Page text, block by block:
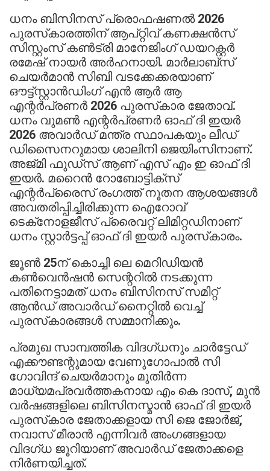
ധനം ബിസിനസ് പ്രൊഫഷണല്‍ 2026
പുരസ്‌കാരത്തിന് ആപ്റ്റിവ് കണക്ഷന്‍സ്
സിസ്റ്റംസ് കണ്‍ട്രി മാനേജിംഗ് ഡയറക്റ്റര്‍
രമേഷ് നായര്‍ അര്‍ഹനായി. മാര്‍ലാബ്‌സ്
ചെയര്‍മാന്‍ സിബി വടക്കേക്കരയാണ്
ഔട്ട്സ്റ്റാന്‍ഡിംഗ് എന്‍ ആര്‍ ആ
എന്റര്‍പ്രണര്‍ 2026 പുരസ്‌കാര ജേതാവ്.
ധനം വുമണ്‍ എന്റര്‍പ്രണര്‍ ഓഫ് ദി ഇയര്‍
2026 അവാര്‍ഡ് മന്ത്ര സ്ഥാപകയും ലീഡ്
ഡിസൈനറുമായ ശാലിനി ജെയിംസിനാണ്.
അജ്മി ഫുഡ്‌സ് ആണ് എസ് എം ഇ ഓഫ് ദി
ഇയര്‍. മറൈന്‍ റോബോട്ടിക്‌സ്
എന്റര്‍പ്രൈസ് രംഗത്ത് നൂതന ആശയങ്ങള്‍
അവതരിപ്പിച്ചിരിക്കുന്ന ഐറോവ്
ടെക്‌നോളജീസ് പ്രൈവറ്റ് ലിമിറ്റഡിനാണ്
ധനം സ്റ്റാര്‍ട്ടപ്പ് ഓഫ് ദി ഇയര്‍ പുരസ്‌കാരം.
ജൂണ്‍ 25ന് കൊച്ചി ലെ മെറിഡിയന്‍
കണ്‍വെന്‍ഷന്‍ സെന്ററില്‍ നടക്കുന്ന
പതിനെട്ടാമത് ധനം ബിസിനസ് സമിറ്റ്
ആന്‍ഡ് അവാര്‍ഡ് നൈറ്റില്‍ വെച്ച്
പുരസ്‌കാരങ്ങള്‍ സമ്മാനിക്കും.
പ്രമുഖ സാമ്പത്തിക വിദഗ്ധനും ചാര്‍ട്ടേഡ്
എക്കൗണ്ടന്റുമായ വേണുഗോപാല്‍ സി
ഗോവിന്ദ് ചെയര്‍മാനും മുതിര്‍ന്ന
മാധ്യമപ്രവര്‍ത്തകനായ എം കെ ദാസ്, മുന്‍
വര്‍ഷങ്ങളിലെ ബിസിനസ്മാന്‍ ഓഫ് ദി ഇയര്‍
പുരസ്‌കാര ജേതാക്കളായ സി ജെ ജോര്‍ജ്,
നവാസ് മീരാന്‍ എന്നിവര്‍ അംഗങ്ങളായ
വിദഗ്ധ ജൂറിയാണ് അവാര്‍ഡ് ജേതാക്കളെ
നിര്‍ണയിച്ചത്.